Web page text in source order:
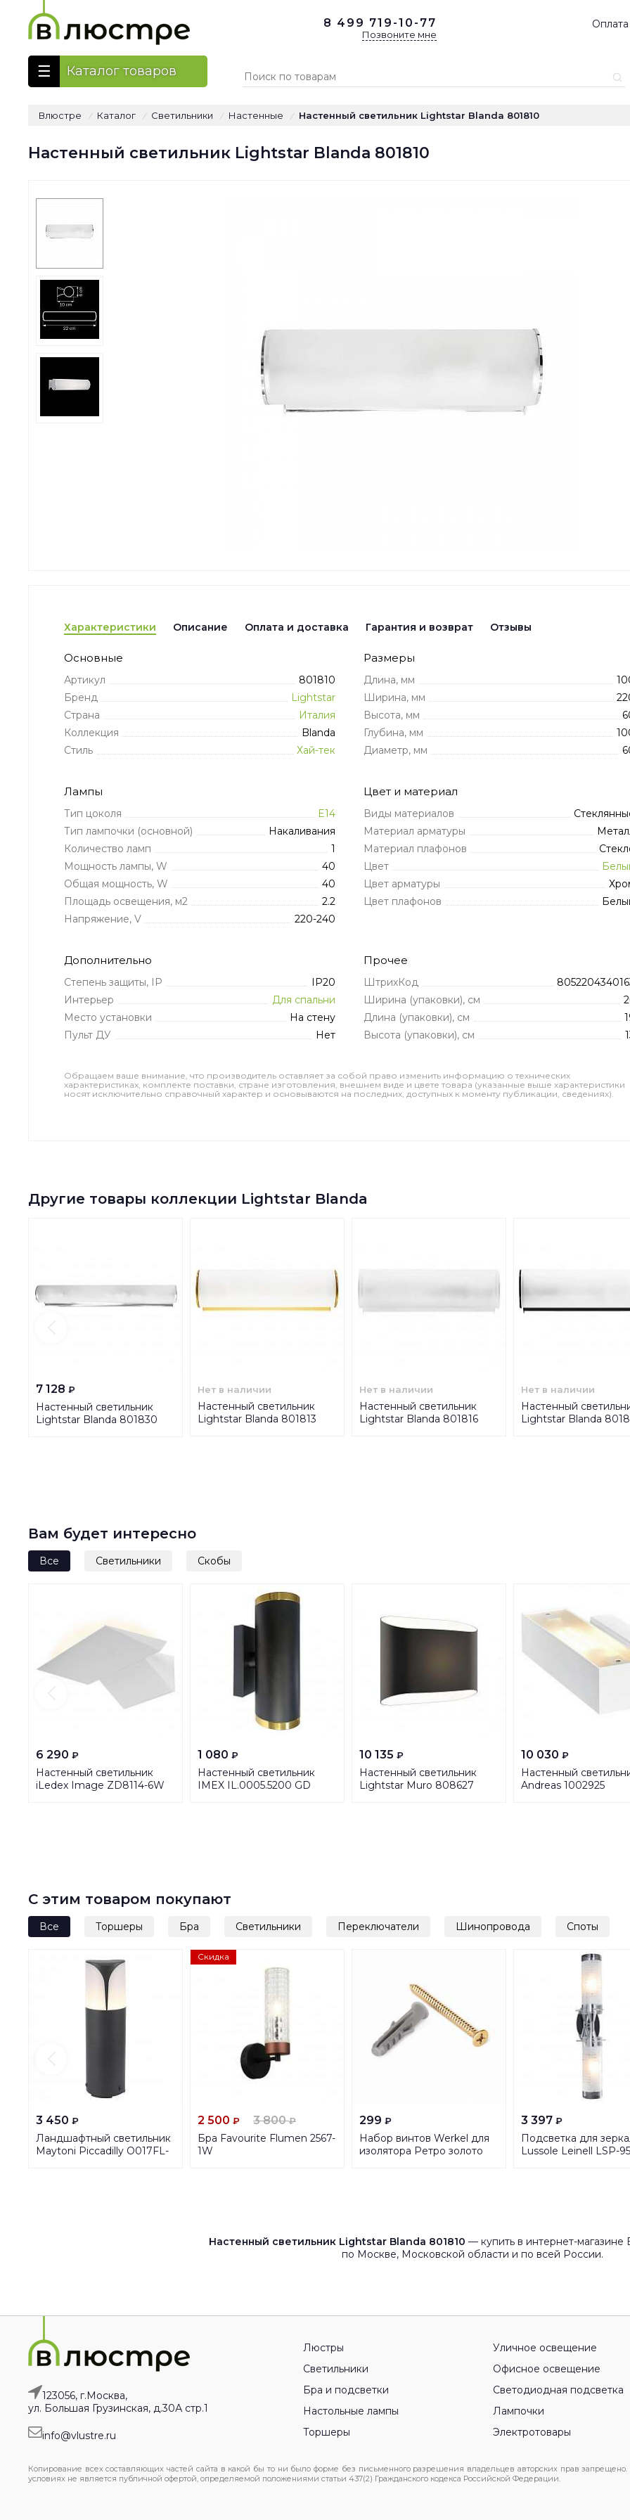
8 499 719-10-77
Позвоните мне
Оплата
Каталог товаров
Влюстре / Каталог / Светильники / Настенные / Настенный светильник Lightstar Blanda 801810
Настенный светильник Lightstar Blanda 801810
Характеристики Описание Оплата и доставка Гарантия и возврат Отзывы
Основные
Артикул
801810
Бренд
Lightstar
Страна
Италия
Коллекция
Blanda
Стиль
Хай-тек
Размеры
Длина, мм
Ширина, мм
Высота, мм
Глубина, мм
Диаметр, мм
Лампы
Тип цоколя
E14
Тип лампочки (основной)
Накаливания
Количество ламп
1
Мощность лампы, W
40
Общая мощность, W
40
Площадь освещения, м2
2.2
Напряжение, V
220-240
Цвет и материал
Виды материалов
Материал арматуры
Материал плафонов
Цвет
Цвет арматуры
Цвет плафонов
Дополнительно
Степень защиты, IP
IP20
Интерьер
Для спальни
Место установки
На стену
Пульт ДУ
Нет
Прочее
ШтрихКод
Ширина (упаковки), см
Длина (упаковки), см
Высота (упаковки), см
Обращаем ваше внимание, что производитель оставляет за собой право изменить информацию о технических
характеристиках, комплекте поставки, стране изготовления, внешнем виде и цвете товара (указанные выше характеристики
носят исключительно справочный характер и основываются на последних, доступных к моменту публикации, сведениях).
Другие товары коллекции Lightstar Blanda
7 128 ₽
Настенный светильник
Lightstar Blanda 801830
Нет в наличии
Настенный светильник
Lightstar Blanda 801813
Нет в наличии
Настенный светильник
Lightstar Blanda 801816
Нет в наличии
Настенный
Lightstar Blanda
Вам будет интересно
Все Светильники Скобы
6 290 ₽
Настенный светильник
iLedex Image ZD8114-6W
1 080 ₽
Настенный светильник
IMEX IL.0005.5200 GD
10 135 ₽
Настенный светильник
Lightstar Muro 808627
10 030 ₽
Настенный
Andreas 1002925
С этим товаром покупают
Все Торшеры Бра Светильники Переключатели Шинопровода Споты
3 450 ₽
Ландшафтный светильник
Maytoni Piccadilly O017FL-
Скидка
2 500 ₽ 3 800₽
Бра Favourite Flumen 2567-
1W
299 ₽
Набор винтов Werkel для
изолятора Ретро золото
3 397 ₽
Подсветка для
Lussole Leinell LSP-
Настенный светильник Lightstar Blanda 801810 — купить в интернет-магазине
по Москве, Московской области и по всей России.
123056, г.Москва,
ул. Большая Грузинская, д.30А стр.1
info@vlustre.ru
Люстры
Светильники
Бра и подсветки
Настольные лампы
Торшеры
Уличное освещение
Офисное освещение
Светодиодная подсветка
Лампочки
Электротовары
Копирование всех составляющих частей сайта в какой бы то ни было форме без письменного разрешения владельцев авторских прав
условиях не является публичной офертой, определяемой положениями статьи 437(2) Гражданского кодекса Российской Федерации.